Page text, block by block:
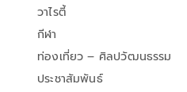
วาไรตี้
กีฬา
ท่องเที่ยว – ศิลปวัฒนธรรม
ประชาสัมพันธ์